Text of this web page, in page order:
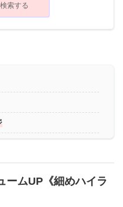
索する
ームUP《細めハイラ